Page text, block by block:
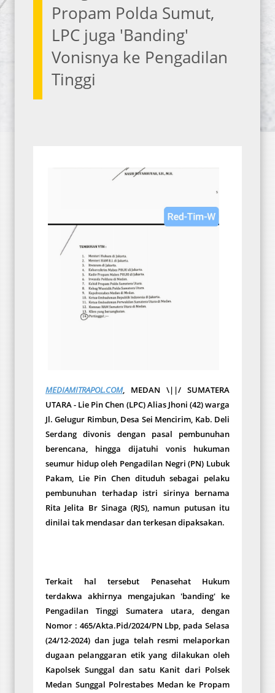
Propam Polda Sumut,
LPC juga 'Banding'
Vonisnya ke Pengadilan
Tinggi
MEDIAMITRAPOL.COM, MEDAN \||/ SUMATERA
UTARA - Lie Pin Chen (LPC) Alias Jhoni (42) warga
Jl. Gelugur Rimbun, Desa Sei Mencirim, Kab. Deli
Serdang divonis dengan pasal pembunuhan
berencana, hingga dijatuhi vonis hukuman
seumur hidup oleh Pengadilan Negri (PN) Lubuk
Pakam, Lie Pin Chen dituduh sebagai pelaku
pembunuhan terhadap istri sirinya bernama
Rita Jelita Br Sinaga (RJS), namun putusan itu
dinilai tak mendasar dan terkesan dipaksakan.
Terkait hal tersebut Penasehat Hukum
terdakwa akhirnya mengajukan 'banding' ke
Pengadilan Tinggi Sumatera utara, dengan
Nomor : 465/Akta.Pid/2024/PN Lbp, pada Selasa
(24/12-2024) dan juga telah resmi melaporkan
dugaan pelanggaran etik yang dilakukan oleh
Kapolsek Sunggal dan satu Kanit dari Polsek
Medan Sunggal Polrestabes Medan ke Propam